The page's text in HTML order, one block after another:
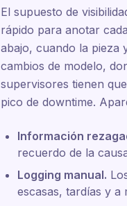
El supuesto de
rápido para anotar
abajo, cuando la pieza
cambios de modelo,
supervisores tienen
pico de downtime.
Información
recuerdo de la
Logging manual.
escasas, tardías y a